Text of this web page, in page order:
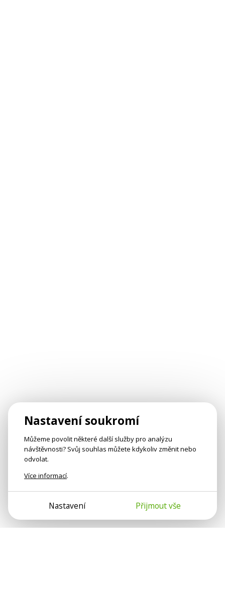
Nastavení soukromí
Můžeme povolit některé další služby pro analýzu
návštěvnosti? Svůj souhlas můžete kdykoliv změnit nebo
odvolat.
Více informací.
Nastavení Přijmout vše